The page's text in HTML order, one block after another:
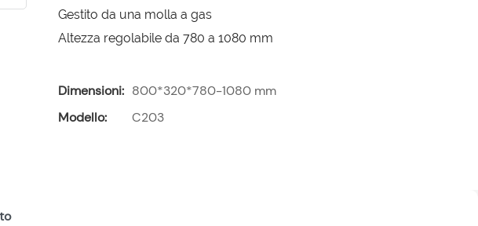
Gestito da una molla a gas
Altezza regolabile da 780 a 1080 mm
Dimensioni: 800*320*780-1080 mm
Modello:
C203